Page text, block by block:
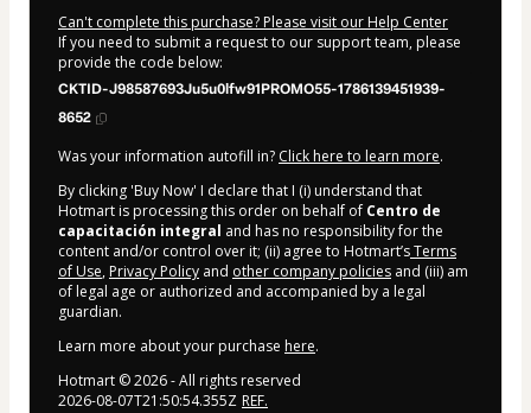
Can't complete this purchase? Please visit our Help Center
If you need to submit a request to our support team, please
provide the code below:
CKTID-J98587693Ju5u0lfw91PROMO55-1786139451939-
8652
Was your information autofill in? Click here to learn more.
By clicking 'Buy Now' I declare that I (i) understand that
Hotmart is processing this order on behalf of Centro de
capacitación integral and has no responsibility for the
content and/or control over it; (ii) agree to Hotmart’sTerms
of Use, Privacy Policy and other company policies and (iii) am
of legal age or authorized and accompanied by a legal
guardian.
Learn more about your purchase here.
Hotmart ©2026- All rights reserved
2026-08-07T21:50:54.355Z REF.